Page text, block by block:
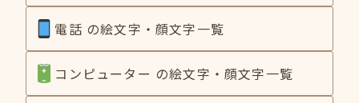
電話 の絵文字・顔文字一覧
コンピューター の絵文字・顔文字一覧